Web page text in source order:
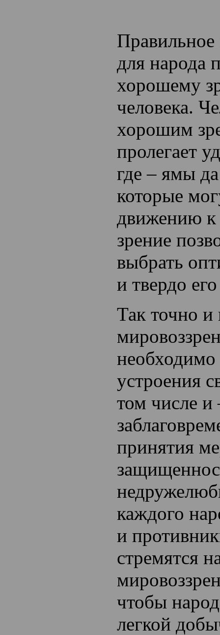
Правильное
для народа
хорошему
человека.
хорошим
пролегает
где – ямы
которые
движению
зрение
выбрать
и твердо
Так точно и
устроения
том числе и
принятия
каждого
и
стремятся
чтобы
легкой